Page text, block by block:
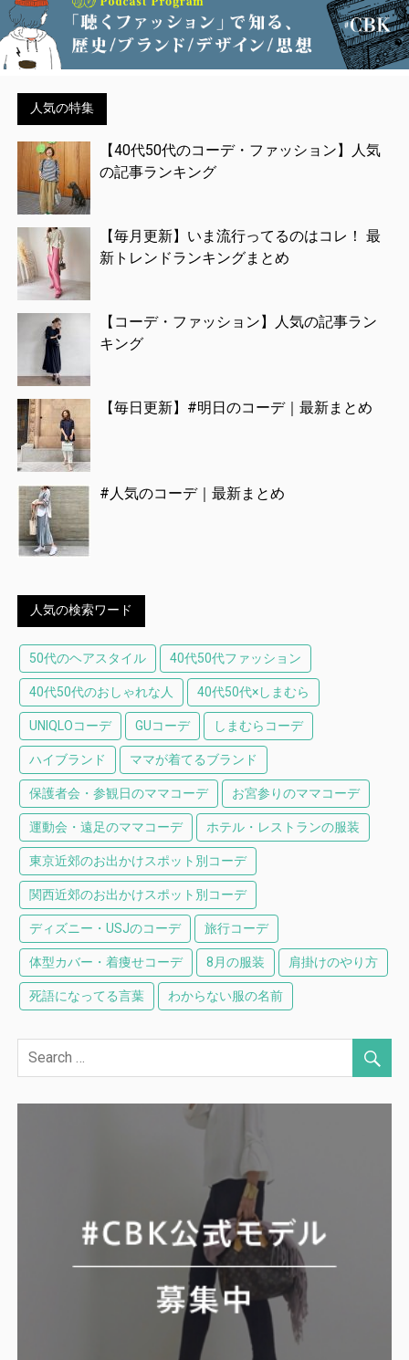
人気の特集
【40代50代のコーデ・ファッション】人気
の記事ランキング
【毎月更新】いま流行ってるのはコレ！ 最
新トレンドランキングまとめ
【コーデ・ファッション】人気の記事ラン
キング
【毎日更新】#明日のコーデ｜最新まとめ
#人気のコーデ｜最新まとめ
人気の検索ワード
50代のヘアスタイル 40代50代ファッション
40代50代のおしゃれな人 40代50代×しまむら
UNIQLOコーデ GUコーデ しまむらコーデ
ハイブランド ママが着てるブランド
保護者会・参観日のママコーデ お宮参りのママコーデ
運動会・遠足のママコーデ ホテル・レストランの服装
東京近郊のお出かけスポット別コーデ
関西近郊のお出かけスポット別コーデ
ディズニー・USJのコーデ 旅行コーデ
体型カバー・着痩せコーデ 8月の服装 肩掛けのやり方
死語になってる言葉 わからない服の名前